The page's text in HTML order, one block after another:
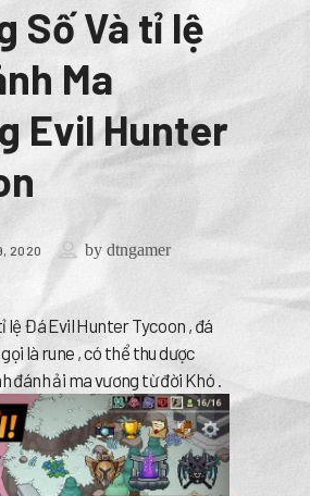
Số Và tỉ lệ
Ma
Evil Hunter
2020 by dtngamer
lệ Đá Evil Hunter Tycoon , đá
là rune , có thể thu dược
đánh ải ma vương từ đời Khó .